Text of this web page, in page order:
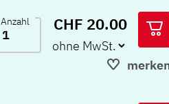
Anzahl CHF 20.00